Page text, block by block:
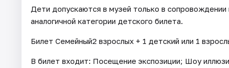
Дети допускаются в музей только в
аналогичной категории детского билета.
Билет Семейный2 взрослых + 1 детский или 1
В билет входит: Посещение экспозиции; Шоу